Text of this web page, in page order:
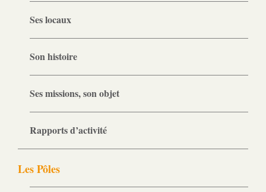
Ses locaux
Son histoire
Ses missions, son objet
Rapports d’activité
Les Pôles